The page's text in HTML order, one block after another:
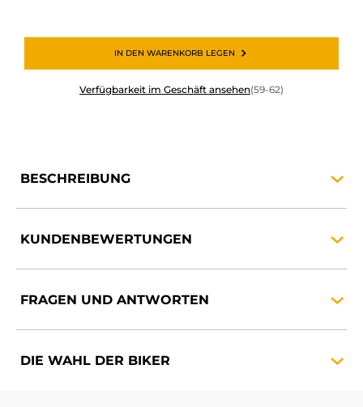
IN DEN WARENKORB LEGEN
Verfügbarkeit im Geschäft ansehen(59-62)
BESCHREIBUNG
KUNDENBEWERTUNGEN
FRAGEN UND ANTWORTEN
DIE WAHL DER BIKER